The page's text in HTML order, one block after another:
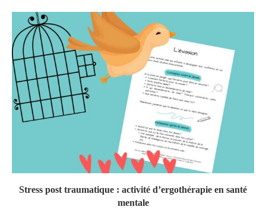
Stress post traumatique : activité d’ergothérapie en santé
mentale